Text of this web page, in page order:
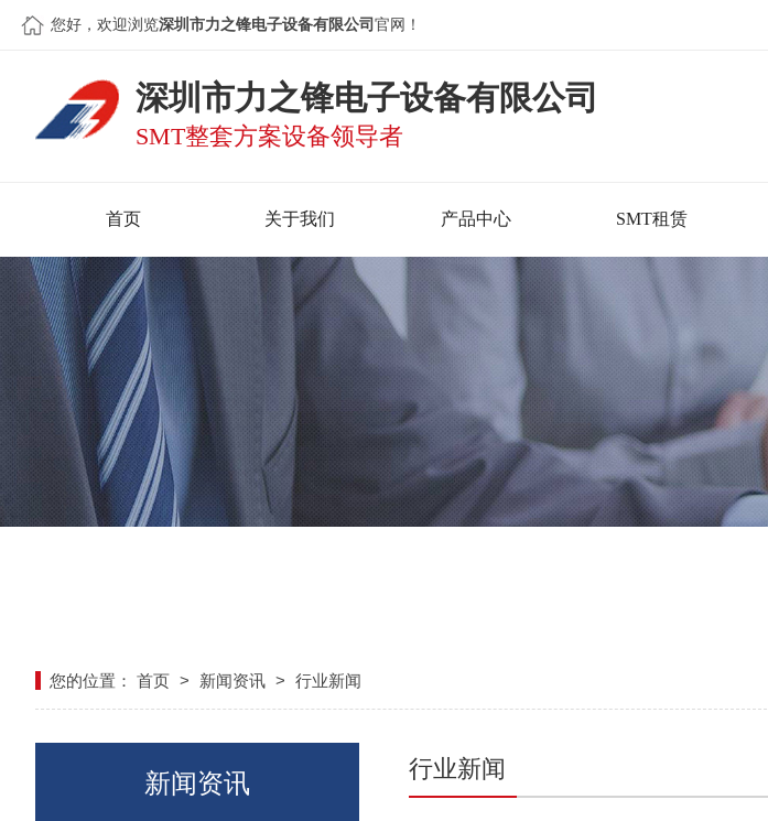
您好，欢迎浏览深圳市力之锋电子设备有限公司官网！
深圳市力之锋电子设备有限公司
SMT整套方案设备领导者
首页 关于我们 产品中心 SMT租赁
您的位置： 首页 > 新闻资讯 > 行业新闻
新闻资讯
行业新闻